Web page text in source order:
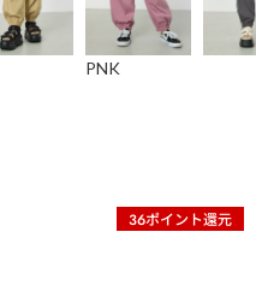
PNK
36ポイント還元